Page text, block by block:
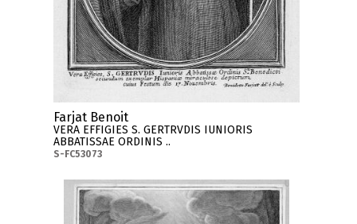
Farjat Benoit
VERA EFFIGIES S. GERTRVDIS IUNIORIS
ABBATISSAE ORDINIS ..
S-FC53073